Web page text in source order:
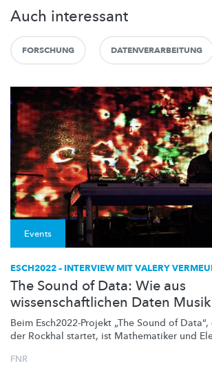
Auch interessant
FORSCHUNG DATENVERARBEITUNG
Events
ESCH2022 – INTERVIEW MIT VALERY
The Sound of Data: Wie aus
wissenschaftlichen Daten
Beim Esch2022-Projekt „The Sound of
der Rockhal startet, ist Mathematiker und
FNR